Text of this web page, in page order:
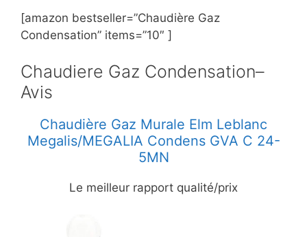
[amazon bestseller=”Chaudière Gaz
Condensation” items=”10″ ]
Chaudiere Gaz Condensation–
Avis
Chaudière Gaz Murale Elm Leblanc
Megalis/MEGALIA Condens GVA C 24-
5MN
Le meilleur rapport qualité/prix